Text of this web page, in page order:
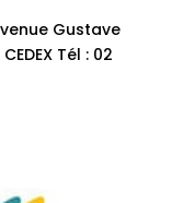
avenue Gustave
Tél : 02